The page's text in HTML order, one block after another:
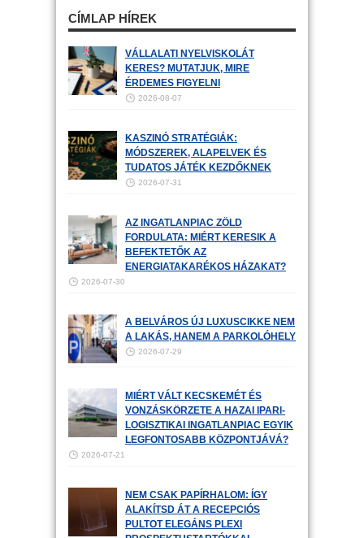
CÍMLAP HÍREK
VÁLLALATI NYELVISKOLÁT
KERES? MUTATJUK, MIRE
ÉRDEMES FIGYELNI
2026-08-07
KASZINÓ STRATÉGIÁK:
MÓDSZEREK, ALAPELVEK ÉS
TUDATOS JÁTÉK KEZDŐKNEK
2026-07-31
AZ INGATLANPIAC ZÖLD
FORDULATA: MIÉRT KERESIK A
BEFEKTETŐK AZ
ENERGIATAKARÉKOS HÁZAKAT?
2026-07-30
A BELVÁROS ÚJ LUXUSCIKKE NEM
A LAKÁS, HANEM A PARKOLÓHELY
2026-07-29
MIÉRT VÁLT KECSKEMÉT ÉS
VONZÁSKÖRZETE A HAZAI IPARI-
LOGISZTIKAI INGATLANPIAC EGYIK
LEGFONTOSABB KÖZPONTJÁVÁ?
2026-07-21
NEM CSAK PAPÍRHALOM: ÍGY
ALAKÍTSD ÁT A RECEPCIÓS
PULTOT ELEGÁNS PLEXI